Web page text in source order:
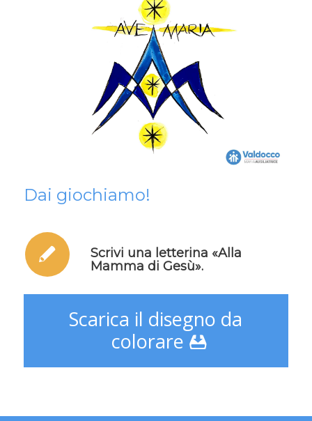
Dai giochiamo!
Scrivi una letterina «Alla
Mamma di Gesù».
Scarica il disegno da
colorare